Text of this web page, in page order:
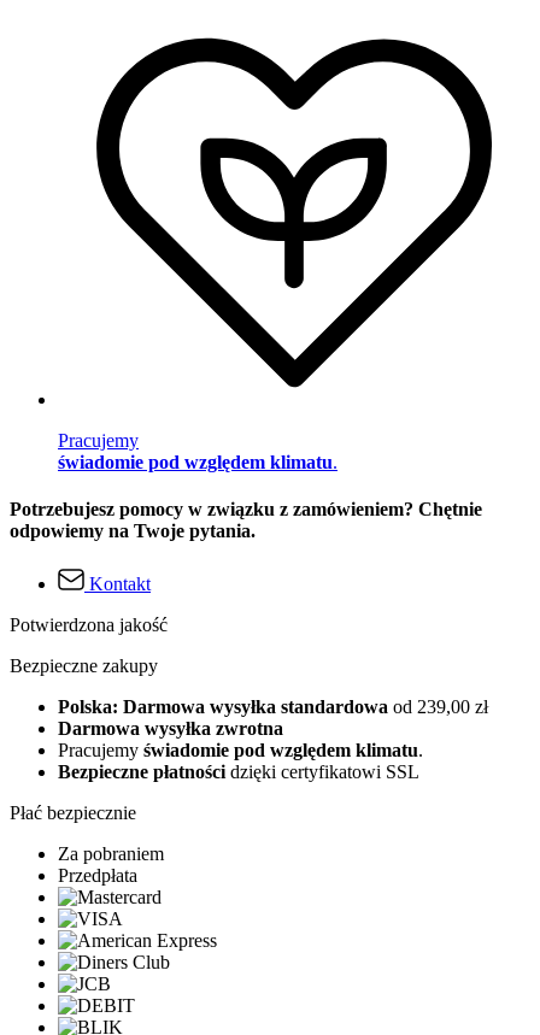
Pracujemy
świadomie pod względem klimatu.
Potrzebujesz pomocy w związku z zamówieniem? Chętnie
odpowiemy na Twoje pytania.
Kontakt
Potwierdzona jakość
Bezpieczne zakupy
Polska: Darmowa wysyłka standardowa od 239,00 zł
Darmowa wysyłka zwrotna
Pracujemy świadomie pod względem klimatu.
Bezpieczne płatności dzięki certyfikatowi SSL
Płać bezpiecznie
Za pobraniem
Przedpłata